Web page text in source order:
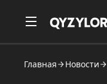
Главная Новости